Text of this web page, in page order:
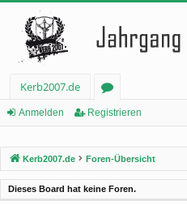
Kerb2007.de
or
Anmelden Registrieren
Kerb2007.de Foren-Übersicht
Dieses Board hat keine Foren.